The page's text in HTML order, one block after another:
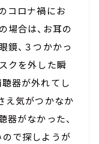
コロナ禍にお
場合は、お耳の
鏡、３つかかっ
クを外した瞬
器が外れてし
え気がつかなか
器がなかった、
で探しようが